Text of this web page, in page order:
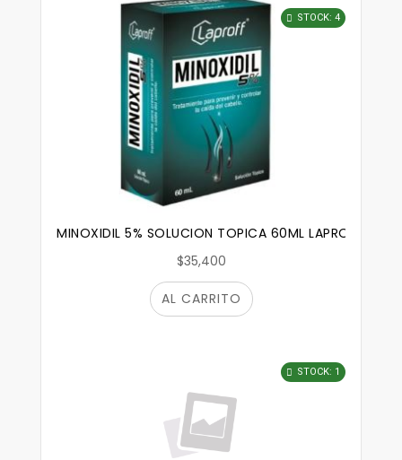
MINOXIDIL 5% SOLUCION TOPICA 60ML LAPROFF
$35,400
STOCK: 4
AL CARRITO
STOCK: 1